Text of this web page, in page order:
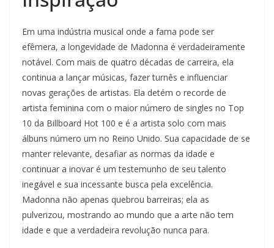
Em uma indústria musical onde a fama pode ser
efêmera, a longevidade de Madonna é verdadeiramente
notável. Com mais de quatro décadas de carreira, ela
continua a lançar músicas, fazer turnês e influenciar
novas gerações de artistas. Ela detém o recorde de
artista feminina com o maior número de singles no Top
10 da Billboard Hot 100 e é a artista solo com mais
álbuns número um no Reino Unido. Sua capacidade de se
manter relevante, desafiar as normas da idade e
continuar a inovar é um testemunho de seu talento
inegável e sua incessante busca pela excelência.
Madonna não apenas quebrou barreiras; ela as
pulverizou, mostrando ao mundo que a arte não tem
idade e que a verdadeira revolução nunca para.